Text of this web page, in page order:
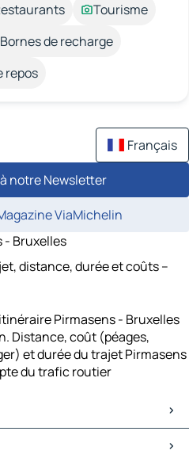
Tourisme
Bornes de recharge
repos
Français
notre Newsletter
ViaMichelin
- Bruxelles
distance, durée et coûts –
Pirmasens - Bruxelles
Distance, coût (péages,
et durée du trajet Pirmasens
du trafic routier